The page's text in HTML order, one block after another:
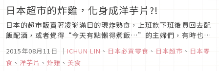
日本超市的炸雞，化身成洋芋片?!
日本的超市販賣著凌瑯滿目的現炸熟食，上班族下班後買回去配
飯配酒，或者覺得“今天有點懶得煮飯…”的主婦們，有時也會
菜色，當然就是大人小孩都喜愛的炸雞了。而超市販賣的炸雞，
居然成為洋芋片的新口味!知名零食品牌Calbee，最近和日本超
2015年08月11日 ｜ ICHUN LIN 、 日本必買零食 、 日本超市 、 日本零
食 、 洋芋片 、 炸雞 、 美食